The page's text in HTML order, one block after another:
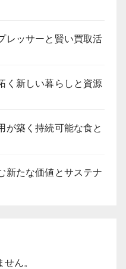
レッサーと賢い買取活
く新しい暮らしと資源
が築く持続可能な食と
新たな価値とサステナ
ん。